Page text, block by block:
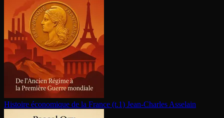
Histoire économique de la France (t.1) Jean-Charles Asselain